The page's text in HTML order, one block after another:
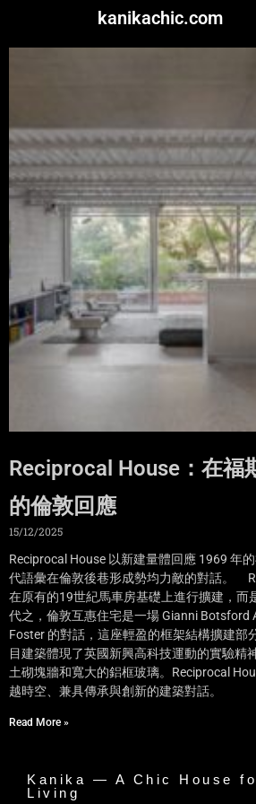
kanikachic.com
Reciprocal House：在福
的倫敦回應
15/12/2025
Reciprocal House 以新建量體回應 1969 年
代語彙在倫敦後巷形成勢均力敵的對話。
在原有的19世紀馬車房基礎上進行擴建，而
代之，倫敦互惠住宅是一場 Gianni Botsford
Foster 的對話，這座輕盈的框架結構擴建部
目建築體現了英國新興高科技運動的實驗精
土砌塊牆和寬大的鋁框玻璃。Reciprocal
越時空、兼具傳承與創新的建築對話。
Read More »
Kanika — A Chic House
Living